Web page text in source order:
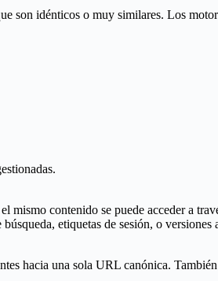
son idénticos o muy similares. Los
contenido se puede acceder a
etiquetas de sesión, o
hacia una sola URL canónica. También